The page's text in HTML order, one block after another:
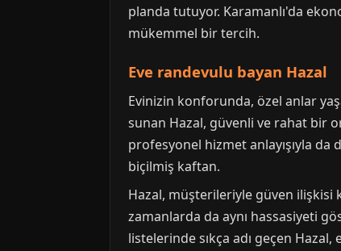
planda tutuyor. Karamanlı'da
mükemmel bir tercih.
Eve randevulu bayan Hazal
Evinizin konforunda, özel anlar
sunan Hazal, güvenli ve rahat bir
profesyonel hizmet anlayışıyla
biçilmiş kaftan.
Hazal, müşterileriyle güven ilişkisi
zamanlarda da aynı hassasiyeti
listelerinde sıkça adı geçen